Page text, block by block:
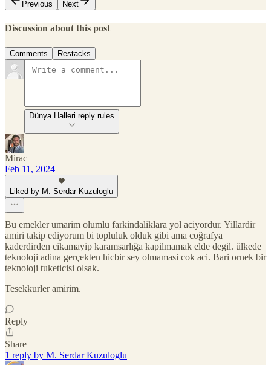
Previous
Next
Discussion about this post
Comments Restacks
Dünya Halleri reply rules
Mirac
Feb 11, 2024
Liked by M. Serdar Kuzuloglu
Bu emekler umarim olumlu farkindaliklara yol aciyordur. Yillardir
amiri takip ediyorum bi topluluk olduk gibi ama coğrafya
kaderdirden cikamayip karamsarlığa kapilmamak elde degil. ülkede
teknoloji adina gerçekten hicbir sey olmamasi cok aci. Bari ornek bir
teknoloji tuketicisi olsak.
Tesekkurler amirim.
Reply
Share
1 reply by M. Serdar Kuzuloglu